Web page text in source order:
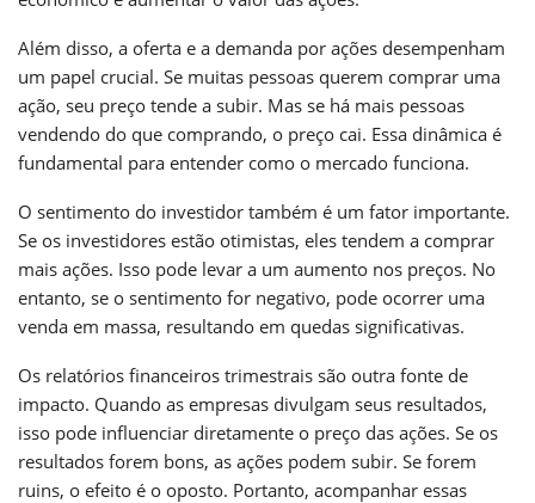
Além disso, a oferta e a demanda por ações desempenham
um papel crucial. Se muitas pessoas querem comprar uma
ação, seu preço tende a subir. Mas se há mais pessoas
vendendo do que comprando, o preço cai. Essa dinâmica é
fundamental para entender como o mercado funciona.
O sentimento do investidor também é um fator importante.
Se os investidores estão otimistas, eles tendem a comprar
mais ações. Isso pode levar a um aumento nos preços. No
entanto, se o sentimento for negativo, pode ocorrer uma
venda em massa, resultando em quedas significativas.
Os relatórios financeiros trimestrais são outra fonte de
impacto. Quando as empresas divulgam seus resultados,
isso pode influenciar diretamente o preço das ações. Se os
resultados forem bons, as ações podem subir. Se forem
ruins, o efeito é o oposto. Portanto, acompanhar essas